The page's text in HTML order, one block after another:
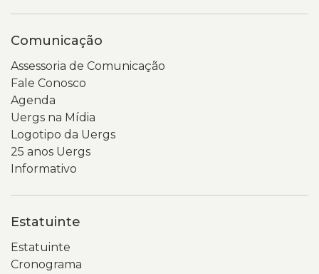
Comunicação
Assessoria de Comunicação
Fale Conosco
Agenda
Uergs na Mídia
Logotipo da Uergs
25 anos Uergs
Informativo
Estatuinte
Estatuinte
Cronograma